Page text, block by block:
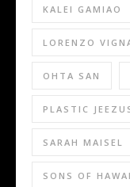
KALEI GAMIAO
LORENZO
OHTA SAN
PLASTIC
SARAH MAISEL
SONS OF